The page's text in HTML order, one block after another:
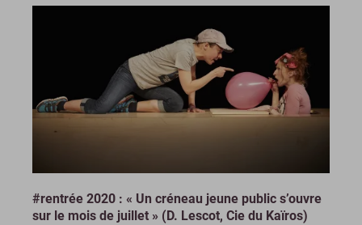
#rentrée 2020 : « Un créneau jeune public s’ouvre
sur le mois de juillet » (D. Lescot, Cie du Kaïros)